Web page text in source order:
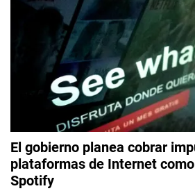
El gobierno planea cobrar
plataformas de Internet
Spotify